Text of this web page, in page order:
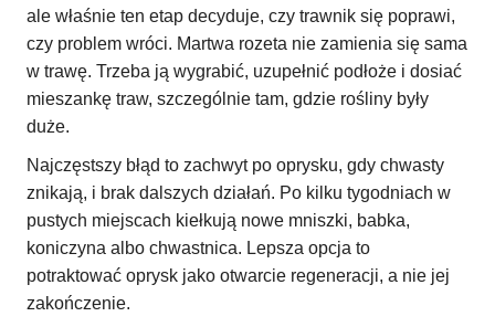
ale właśnie ten etap decyduje, czy trawnik się poprawi,
czy problem wróci. Martwa rozeta nie zamienia się sama
w trawę. Trzeba ją wygrabić, uzupełnić podłoże i dosiać
mieszankę traw, szczególnie tam, gdzie rośliny były
duże.
Najczęstszy błąd to zachwyt po oprysku, gdy chwasty
znikają, i brak dalszych działań. Po kilku tygodniach w
pustych miejscach kiełkują nowe mniszki, babka,
koniczyna albo chwastnica. Lepsza opcja to
potraktować oprysk jako otwarcie regeneracji, a nie jej
zakończenie.